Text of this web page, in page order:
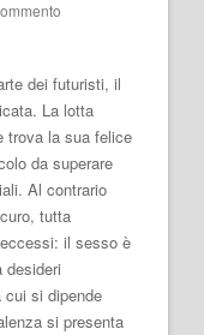
dei futuristi, il
La lotta
trova la sua felice
da superare
Al contrario
tutta
il sesso è
desideri
cui si dipende
si presenta